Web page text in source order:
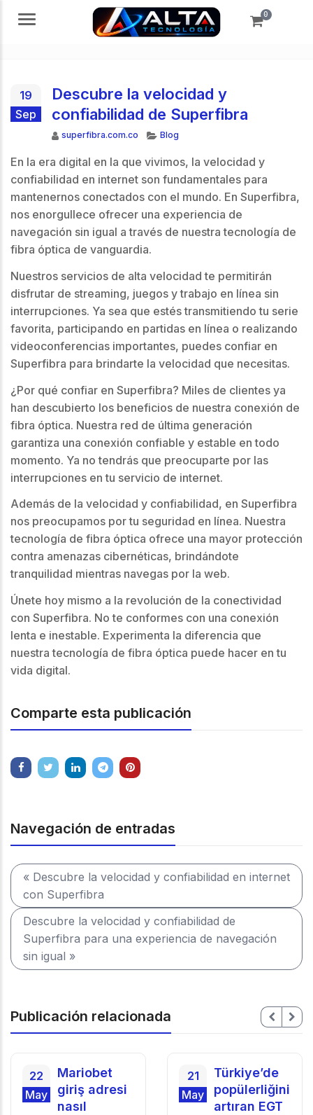
Menú 0
19
Sep
Descubre la velocidad y
confiabilidad de Superfibra
Autor
superfibra.com.co Categorías
Blog
En la era digital en la que vivimos, la velocidad y
confiabilidad en internet son fundamentales para
mantenernos conectados con el mundo. En Superfibra,
nos enorgullece ofrecer una experiencia de
navegación sin igual a través de nuestra tecnología de
fibra óptica de vanguardia.
Nuestros servicios de alta velocidad te permitirán
disfrutar de streaming, juegos y trabajo en línea sin
interrupciones. Ya sea que estés transmitiendo tu serie
favorita, participando en partidas en línea o realizando
videoconferencias importantes, puedes confiar en
Superfibra para brindarte la velocidad que necesitas.
¿Por qué confiar en Superfibra? Miles de clientes ya
han descubierto los beneficios de nuestra conexión de
fibra óptica. Nuestra red de última generación
garantiza una conexión confiable y estable en todo
momento. Ya no tendrás que preocuparte por las
interrupciones en tu servicio de internet.
Además de la velocidad y confiabilidad, en Superfibra
nos preocupamos por tu seguridad en línea. Nuestra
tecnología de fibra óptica ofrece una mayor protección
contra amenazas cibernéticas, brindándote
tranquilidad mientras navegas por la web.
Únete hoy mismo a la revolución de la conectividad
con Superfibra. No te conformes con una conexión
lenta e inestable. Experimenta la diferencia que
nuestra tecnología de fibra óptica puede hacer en tu
vida digital.
Comparte esta publicación
Navegación de entradas
« Descubre la velocidad y confiabilidad en internet
con Superfibra
Descubre la velocidad y confiabilidad de
Superfibra para una experiencia de navegación
sin igual »
Publicación relacionada
22
May
Mariobet
giriş adresi
nasıl
21
May
Türkiye’de
popülerliğini
artıran EGT